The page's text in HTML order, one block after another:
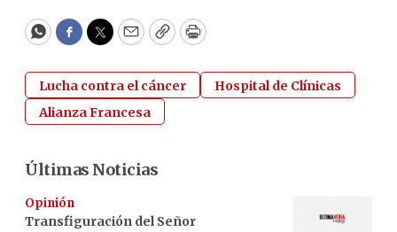
WhatsApp
Facebook
Twitter
EmailCopyPrint
Lucha contra el cáncer
Hospital de Clínicas
Alianza Francesa
Últimas Noticias
Opinión
Transfiguración del Señor